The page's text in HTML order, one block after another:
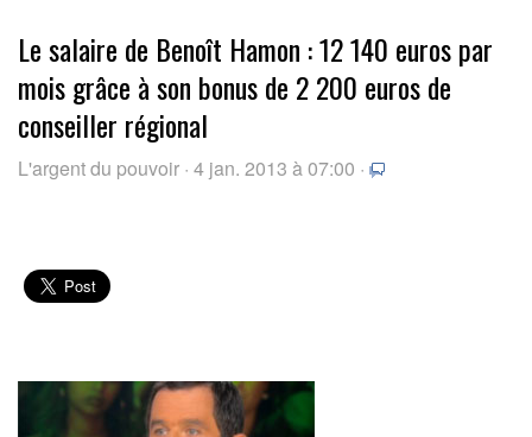
Le salaire de Benoît Hamon : 12 140 euros par
mois grâce à son bonus de 2 200 euros de
conseiller régional
L'argent du pouvoir · 4 jan. 2013 à 07:00 ·